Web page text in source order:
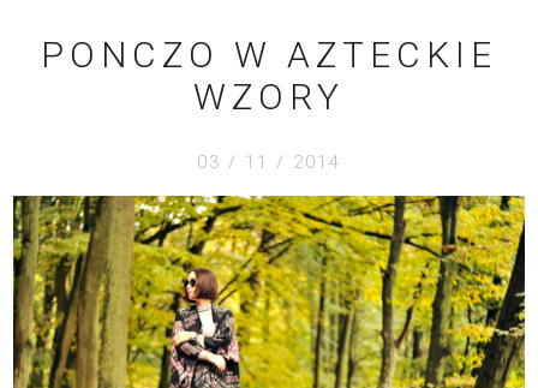
PONCZO W AZTECKIE
WZORY
03 / 11 / 2014